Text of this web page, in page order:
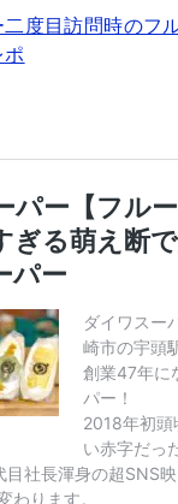
度目訪問時のフ
ポ